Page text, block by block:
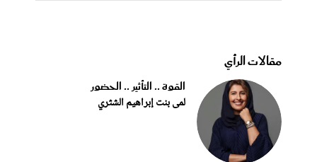
مقالات الرأي
القوة .. التأثير .. الحضور
لمى بنت إبراهيم الشثري